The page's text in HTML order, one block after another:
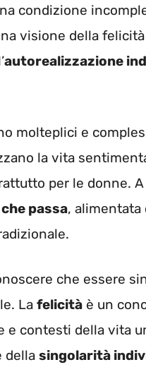
condizione
visione della
autorealizzazione
molteplici e
la vita
per le donne.
passa, alimentata
che essere
La felicità è un
contesti della vita
della singolarità